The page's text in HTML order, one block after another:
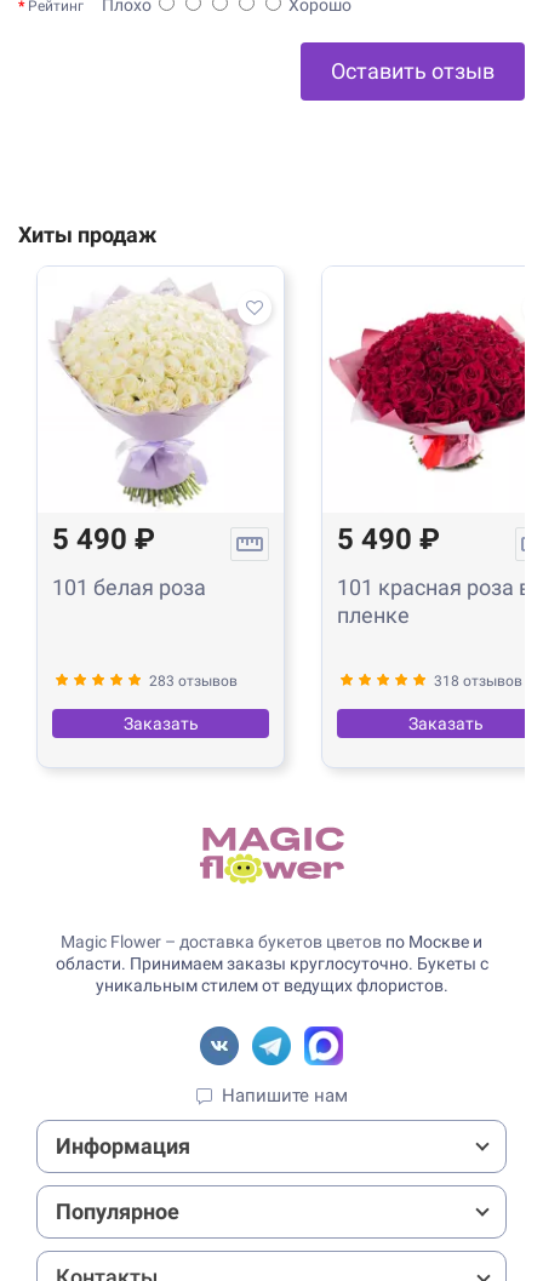
Рейтинг Плохо Хорошо
Оставить отзыв
Хиты продаж
5 490 ₽
101 белая роза
283 отзывов
Заказать
5 490 ₽
101 красная роза в
пленке
318 отзывов
Заказать
Magic Flower – доставка букетов цветов по Москве и
области. Принимаем заказы круглосуточно. Букеты с
уникальным стилем от ведущих флористов.
Напишите нам
Информация
Популярное